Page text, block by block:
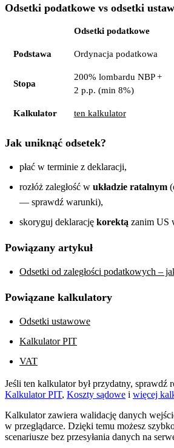
Odsetki podatkowe vs odsetki
Odsetki podatkowe
Podstawa Ordynacja podatkowa
Stopa
200% lombardu NBP +
2 p.p. (min 8%)
Kalkulator ten kalkulator
Jak uniknąć odsetek?
płać w terminie z deklaracji,
rozłóż zaległość w układzie ratalnym
— sprawdź warunki),
skoryguj deklarację korektą zanim US
Powiązany artykuł
Odsetki od zaległości podatkowych –
Powiązane kalkulatory
Odsetki ustawowe
Kalkulator PIT
VAT
Jeśli ten kalkulator był przydatny, sprawdź
Kalkulator PIT, Koszty sądowe i więcej
Kalkulator zawiera walidację danych
w przeglądarce. Dzięki temu możesz
scenariusze bez przesyłania danych na